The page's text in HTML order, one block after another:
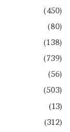
(450)
(80)
(138)
(739)
(56)
(503)
(13)
(312)